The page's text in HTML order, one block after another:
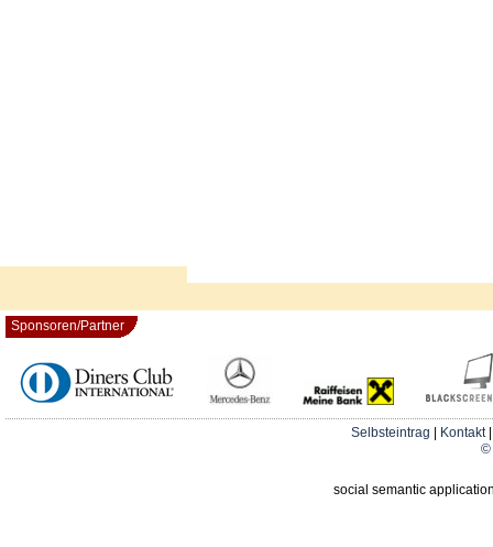
Sponsoren/Partner
Selbsteintrag Kontakt
©
social semantic